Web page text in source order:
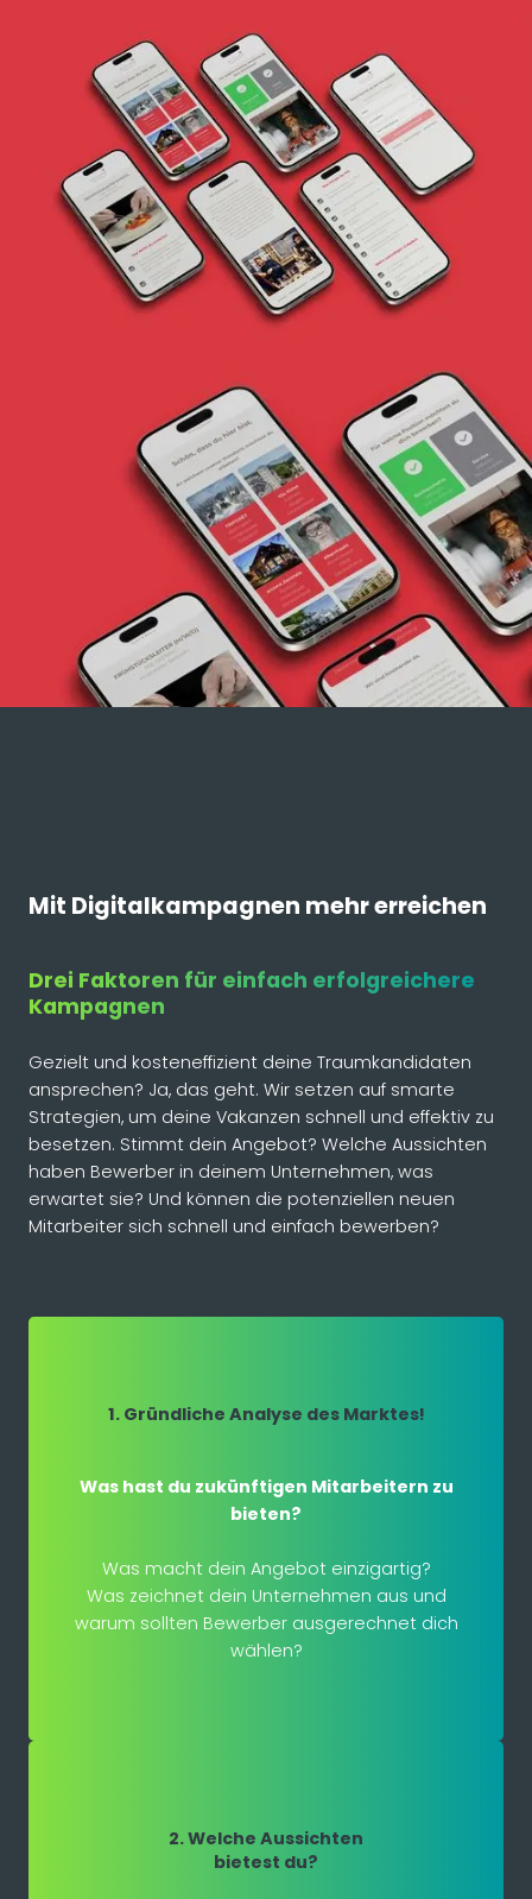
Mit Digitalkampagnen mehr erreichen
Drei Faktoren für einfach erfolgreichere
Kampagnen
Gezielt und kosteneffizient deine Traumkandidaten
ansprechen? Ja, das geht. Wir setzen auf smarte
Strategien, um deine Vakanzen schnell und effektiv zu
besetzen. Stimmt dein Angebot? Welche Aussichten
haben Bewerber in deinem Unternehmen, was
erwartet sie? Und können die potenziellen neuen
Mitarbeiter sich schnell und einfach bewerben?
1. Gründliche Analyse des Marktes!
Was hast du zukünftigen Mitarbeitern zu
bieten?
Was macht dein Angebot einzigartig?
Was zeichnet dein Unternehmen aus und
warum sollten Bewerber ausgerechnet dich
wählen?
2. Welche Aussichten
bietest du?